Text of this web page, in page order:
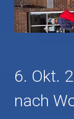
6. Okt.
nach